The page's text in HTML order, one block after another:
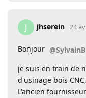
J jhserein 24
Bonjour @SylvainB
je suis en train de
d'usinage bois
L'ancien